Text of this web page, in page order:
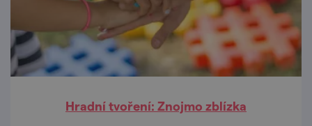
Hradní tvoření: Znojmo zblízka